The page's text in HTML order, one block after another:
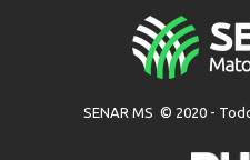
SENAR MS © 2020 -